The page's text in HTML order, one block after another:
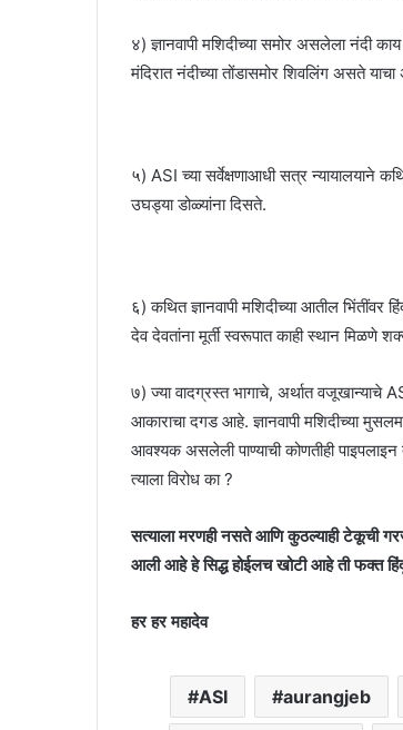
४) ज्ञानवापी मशिदीच्या समोर असलेला नंदी
मंदिरात नंदीच्या तोंडासमोर शिवलिंग असते
५) ASI च्या सर्वेक्षणाआधी सत्र न्यायालयाने
उघड्या डोळ्यांना दिसते.
६) कथित ज्ञानवापी मशिदीच्या आतील भिंतींवर
देव देवतांना मूर्ती स्वरूपात काही स्थान मिळणे
७) ज्या वादग्रस्त भागाचे, अर्थात वजूखान्याचे
आकाराचा दगड आहे. ज्ञानवापी मशिदीच्या
आवश्यक असलेली पाण्याची कोणतीही
त्याला विरोध का ?
सत्याला मरणही नसते आणि कुठल्याही टेकूची
आली आहे हे सिद्ध होईलच खोटी आहे ती फक्त
हर हर महादेव
ASI aurangjeb